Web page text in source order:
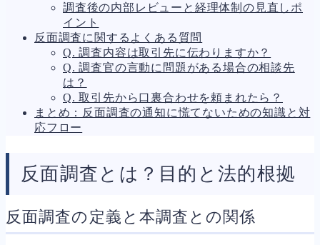
事業再編69
664
私的整理142
法的整理449
債権者対応19
換価・競売
調査後の内部レビューと経理体制の見直しポ
イント
反面調査に関するよくある質問
Q. 調査内容は取引先に伝わりますか？
Q. 調査官の言動に問題がある場合の相談先
は？
Q. 取引先から口裏合わせを頼まれたら？
まとめ：反面調査の通知に慌てないための知識と対
応フロー
反面調査とは？目的と法的根拠
反面調査の定義と本調査との関係